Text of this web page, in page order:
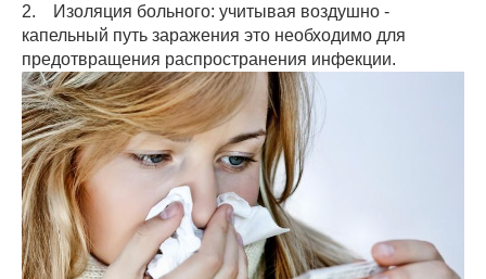
2. Изоляция больного: учитывая воздушно -
капельный путь заражения это необходимо для
предотвращения распространения инфекции.